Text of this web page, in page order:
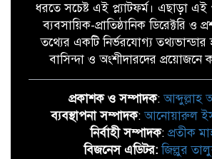
ধরতে সচেষ্ট এই প্ল্যাটফর্ম। এছাড়া এই
ব্যবসায়িক-প্রাতিষ্ঠানিক ডিরেক্টরি ও
তথ্যের একটি নির্ভরযোগ্য
বাসিন্দা ও অংশীদারদের
প্রকাশক ও সম্পাদক:আব্দুল্লাহ
ব্যবস্থাপনা সম্পাদক:আনোয়ারুল
নির্বাহী সম্পাদক: প্রতীক
বিজনেস এডিটর: জিল্লুর